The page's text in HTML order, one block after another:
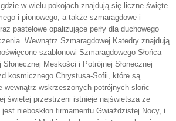
w wielu pokojach znajdują się liczne święte
i pionowego, a także szmaragdowe i
pastelowe opalizujące perły dla duchowego
Wewnątrz Szmaragdowej Katedry znajdują
szablonowi Szmaragdowego Słońca
Męskości i Potrójnej Słonecznej
kosmicznego Chrystusa-Sofii, które są
wewnątrz wskrzeszonych potrójnych słońc
świętej przestrzeni istnieje najświętsza ze
nieboskłon firmamentu Gwiaździstej Nocy, i